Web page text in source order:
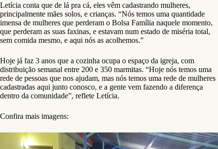
Letícia conta que de lá pra cá, eles vêm cadastrando mulheres,
principalmente mães solos, e crianças. “Nós temos uma quantidade
imensa de mulheres que perderam o Bolsa Família naquele momento,
que perderam as suas faxinas, e estavam num estado de miséria total,
sem comida mesmo, e aqui nós as acolhemos.”
Hoje já faz 3 anos que a cozinha ocupa o espaço da igreja, com
distribuição semanal entre 200 e 350 marmitas. “Hoje nós temos uma
rede de pessoas que nos ajudam, mas nós temos uma rede de mulheres
cadastradas aqui junto conosco, e a gente vem fazendo a diferença
dentro da comunidade”, reflete Letícia.
Confira mais imagens: